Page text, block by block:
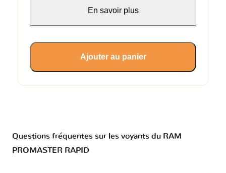
En savoir plus
Ajouter au panier
Questions fréquentes sur les voyants du RAM
PROMASTER RAPID